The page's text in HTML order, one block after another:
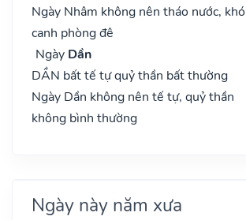
Ngày Nhâm không nên tháo nước, khó
canh phòng đê
Ngày Dần
DẦN bất tế tự quỷ thần bất thường
Ngày Dần không nên tế tự, quỷ thần
không bình thường
Ngày này năm xưa